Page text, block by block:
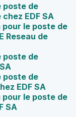
poste de
EDF SA
le poste de
Reseau de
poste de
poste de
EDF SA
le poste de
SA